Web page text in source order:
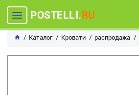
POSTELLI.RU
Каталог Кровати распродажа